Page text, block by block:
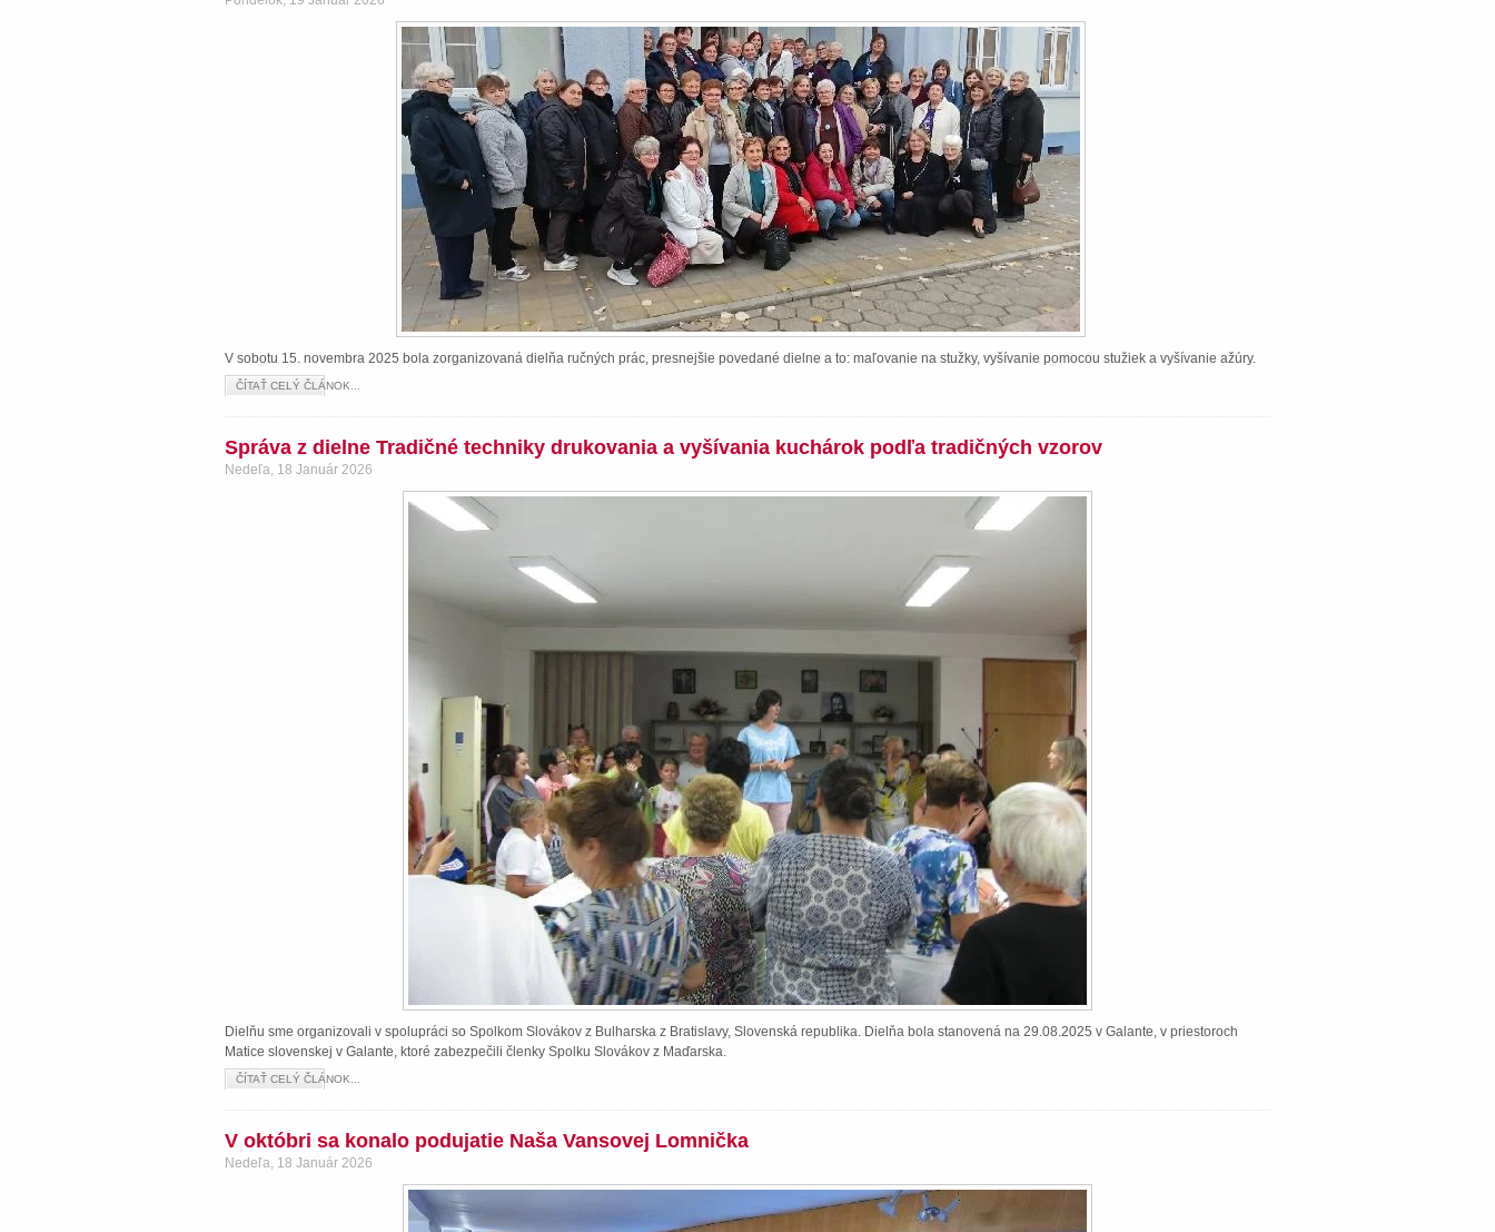
V sobotu 15. novembra 2025 bola zorganizovaná dielňa ručných prác, presnejšie povedané dielne a to: maľovanie na stužky, vyšívanie pomocou stužiek a vyšívanie ažúry.
ČÍTAŤ CELÝ ČLÁNOK...
Správa z dielne Tradičné techniky drukovania a vyšívania kuchárok podľa tradičných vzorov
Nedeľa, 18 Január 2026
Dielňu sme organizovali v spolupráci so Spolkom Slovákov z Bulharska z Bratislavy, Slovenská republika. Dielňa bola stanovená na 29.08.2025 v Galante, v priestoroch
Matice slovenskej v Galante, ktoré zabezpečili členky Spolku Slovákov z Maďarska.
ČÍTAŤ CELÝ ČLÁNOK...
V októbri sa konalo podujatie Naša Vansovej Lomnička
Nedeľa, 18 Január 2026